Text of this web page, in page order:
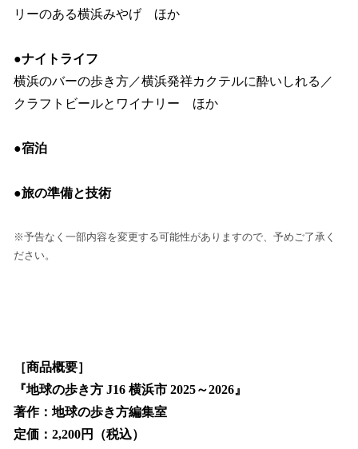
リーのある横浜みやげ ほか
●ナイトライフ
横浜のバーの歩き方／横浜発祥カクテルに酔いしれる／
クラフトビールとワイナリー ほか
●宿泊
●旅の準備と技術
※予告なく一部内容を変更する可能性がありますので、予めご了承く
ださい。
［商品概要］
『地球の歩き方 J16 横浜市 2025～2026』
著作：地球の歩き方編集室
定価：2,200円（税込）